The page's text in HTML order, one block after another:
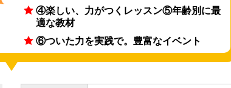
④楽しい、力がつくレッスン⑤年齢別に最
適な教材
⑥ついた力を実践で。豊富なイベント